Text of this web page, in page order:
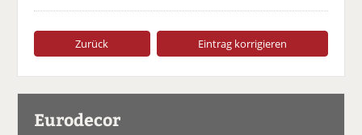
Zurück Eintrag korrigieren
Eurodecor